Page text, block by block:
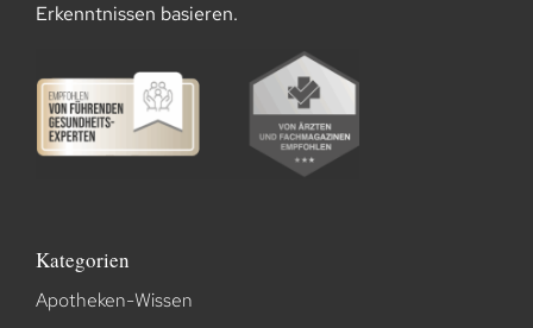
Erkenntnissen basieren.
Kategorien
Apotheken-Wissen